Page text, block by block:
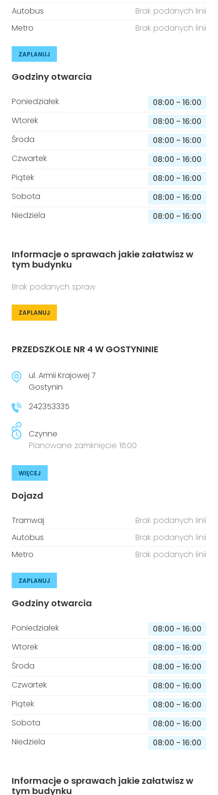
Autobus
Brak podanych linii
Metro
Brak podanych linii
ZAPLANUJ
Godziny otwarcia
Poniedziałek 08:00 - 16:00
Wtorek
08:00 - 16:00
Środa
08:00 - 16:00
Czwartek
08:00 - 16:00
Piątek
08:00 - 16:00
Sobota
08:00 - 16:00
Niedziela
08:00 - 16:00
Informacje o sprawach jakie załatwisz w
tym budynku
Brak podanych spraw
ZAPLANUJ
PRZEDSZKOLE NR 4 W GOSTYNINIE
ul. Armii Krajowej 7
Gostynin
242353335
Czynne
Planowane zamknięcie 16:00
WIĘCEJ
Dojazd
Tramwaj
Brak podanych linii
Autobus
Brak podanych linii
Metro
Brak podanych linii
ZAPLANUJ
Godziny otwarcia
Poniedziałek 08:00 - 16:00
Wtorek
08:00 - 16:00
Środa
08:00 - 16:00
Czwartek
08:00 - 16:00
Piątek
08:00 - 16:00
Sobota
08:00 - 16:00
Niedziela
08:00 - 16:00
Informacje o sprawach jakie załatwisz w
tym budynku